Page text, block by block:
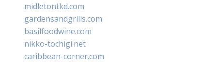
midletontkd.com
gardensandgrills.com
basilfoodwine.com
nikko-tochigi.net
caribbean-corner.com